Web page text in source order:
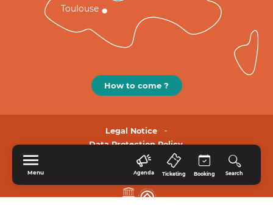
Menu Agenda Ticketing Booking Search
Toulouse
How to come ?
Legal Notice
Data Protection Policy.